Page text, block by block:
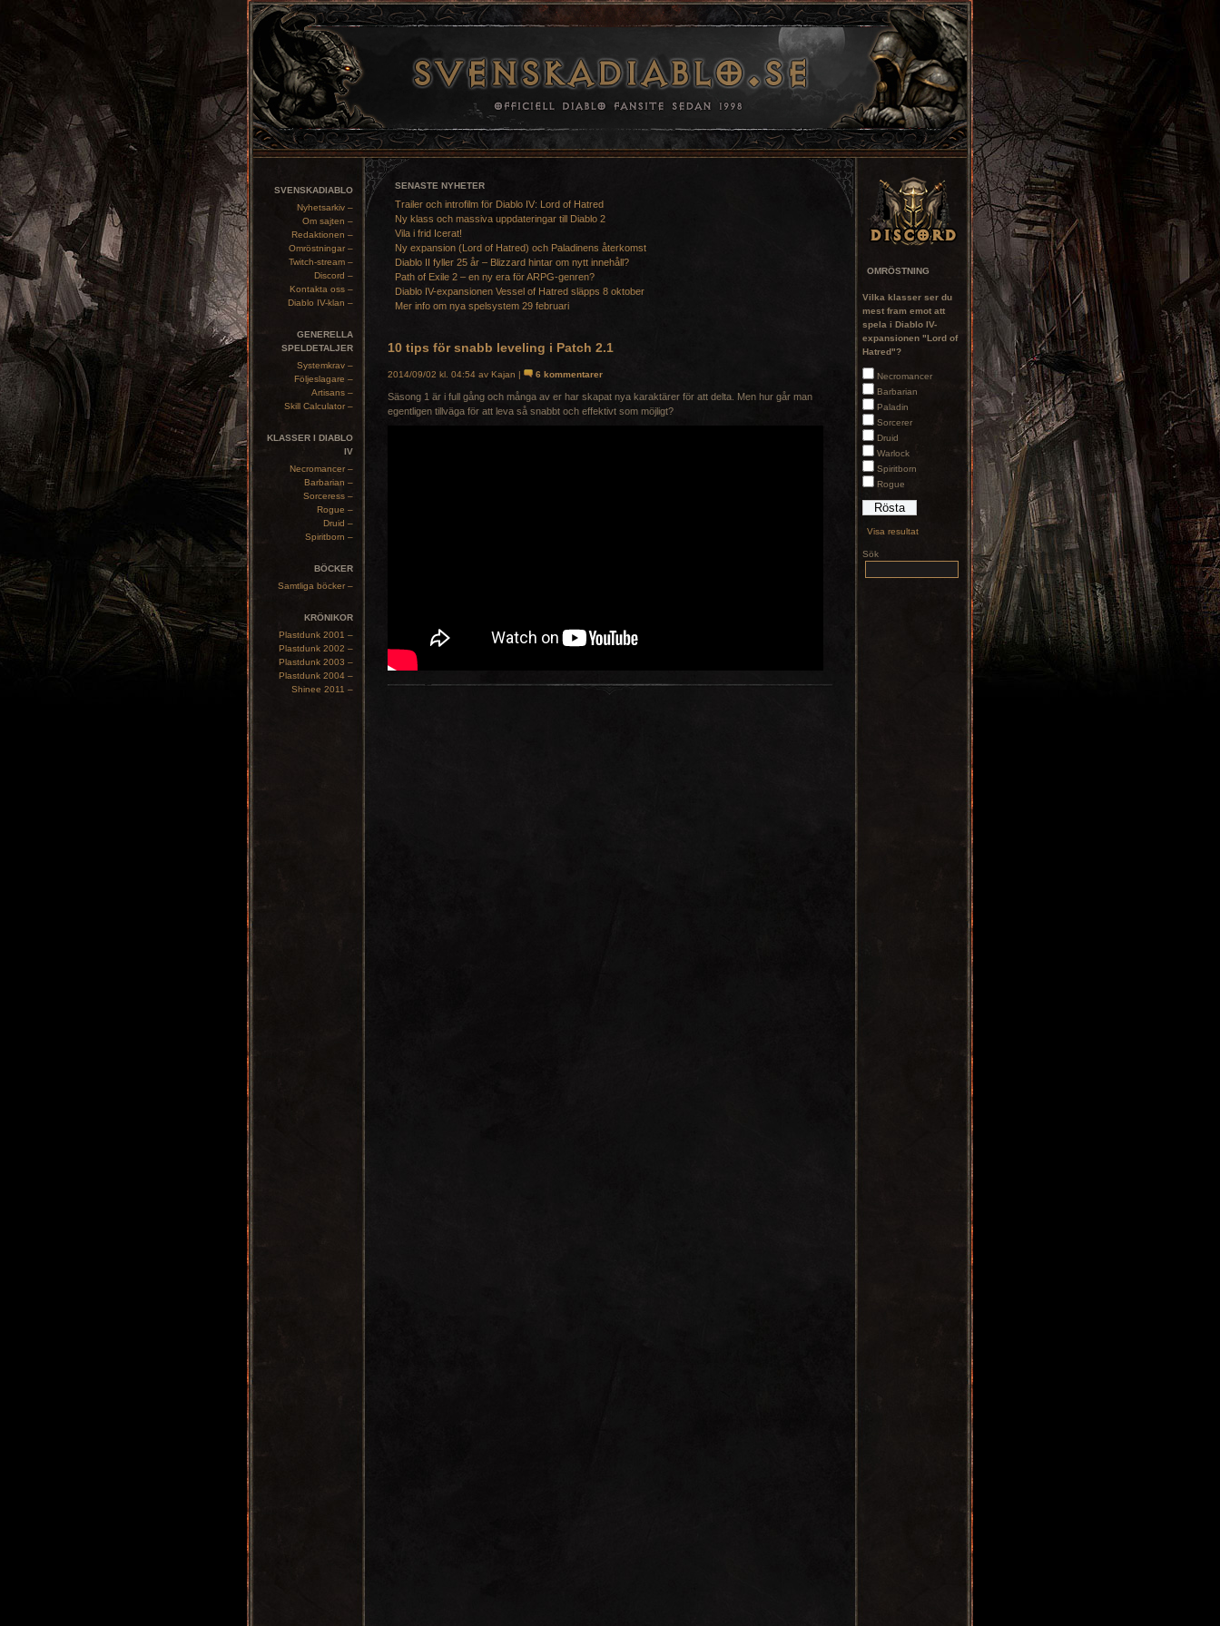
SVENSKADIABLO
Nyhetsarkiv –
Om sajten –
Redaktionen –
Omröstningar –
Twitch-stream –
Discord –
Kontakta oss –
Diablo IV-klan –
GENERELLA
SPELDETALJER
Systemkrav –
Följeslagare –
Artisans –
Skill Calculator –
KLASSER I DIABLO
IV
Necromancer –
Barbarian –
Sorceress –
Rogue –
Druid –
Spiritborn –
BÖCKER
Samtliga böcker –
KRÖNIKOR
Plastdunk 2001 –
Plastdunk 2002 –
Plastdunk 2003 –
Plastdunk 2004 –
Shinee 2011 –
SENASTE NYHETER
Trailer och introfilm för Diablo IV: Lord of Hatred
Ny klass och massiva uppdateringar till Diablo 2
Vila i frid Icerat!
Ny expansion (Lord of Hatred) och Paladinens återkomst
Diablo II fyller 25 år – Blizzard hintar om nytt innehåll?
Path of Exile 2 – en ny era för ARPG-genren?
Diablo IV-expansionen Vessel of Hatred släpps 8 oktober
Mer info om nya spelsystem 29 februari
OMRÖSTNING
Vilka klasser ser du
mest fram emot att
spela i Diablo IV-
expansionen "Lord of
Hatred"?
Necromancer
Barbarian
Paladin
Sorcerer
Druid
Warlock
Spiritborn
Rogue
Visa resultat
Sök
10 tips för snabb leveling i Patch 2.1
2014/09/02 kl. 04:54 av Kajan | 6 kommentarer
Säsong 1 är i full gång och många av er har skapat nya karaktärer för att delta. Men hur går man
egentligen tillväga för att leva så snabbt och effektivt som möjligt?